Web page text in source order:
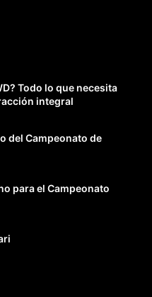
Todo lo que necesita
integral
del Campeonato de
para el Campeonato